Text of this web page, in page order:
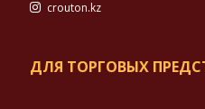
crouton.kz
ДЛЯ ТОРГОВЫХ